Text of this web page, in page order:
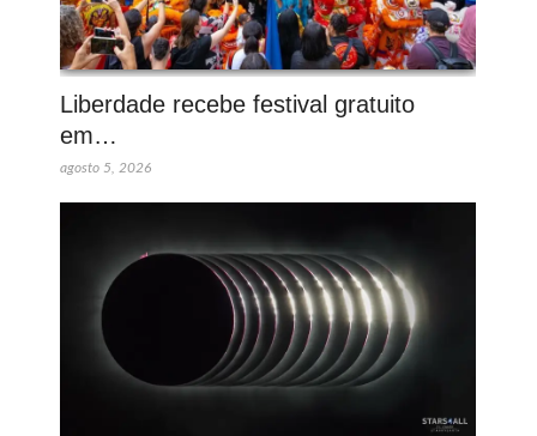
Liberdade recebe festival gratuito
em…
agosto 5, 2026